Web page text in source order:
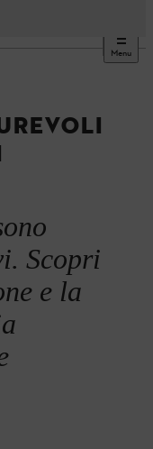
Menu
Scopri
e la